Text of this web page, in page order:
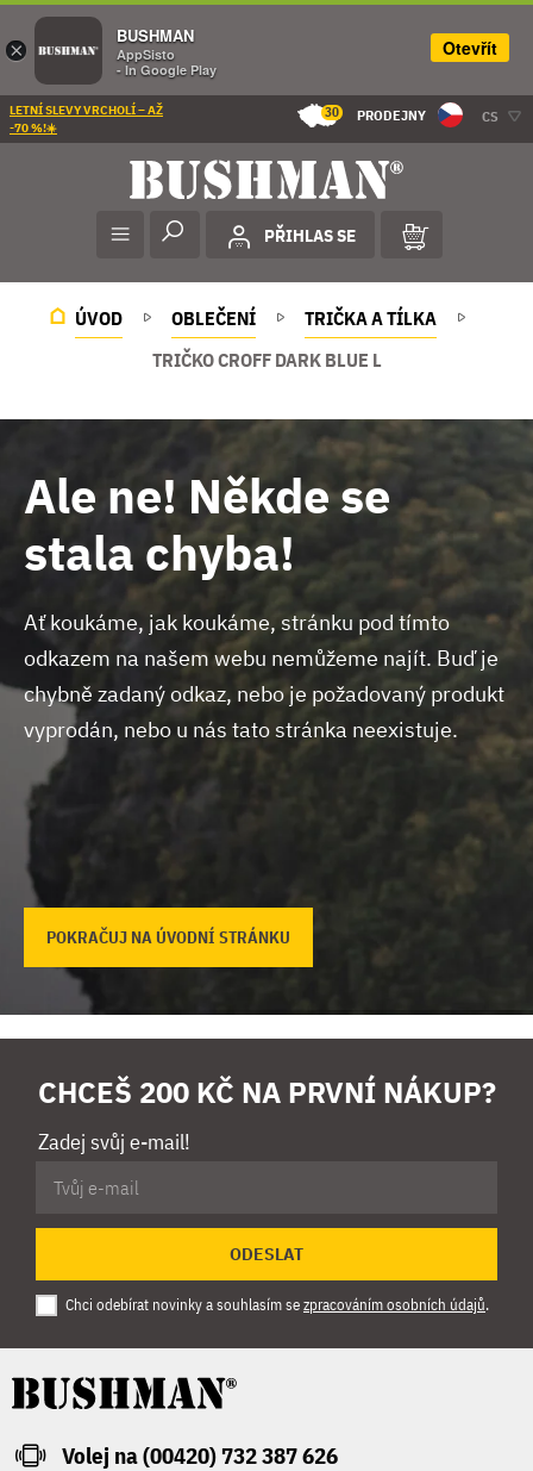
LETNÍ SLEVY VRCHOLÍ – AŽ
-70 %!☀️
30 PRODEJNY CS
PŘIHLAS SE
ÚVOD OBLEČENÍ
TRIČKA A TÍLKA
TRIČKO CROFF DARK BLUE L
Ale ne! Někde se
stala chyba!
Ať koukáme, jak koukáme, stránku pod tímto
odkazem na našem webu nemůžeme najít. Buď je
chybně zadaný odkaz, nebo je požadovaný produkt
vyprodán, nebo u nás tato stránka neexistuje.
POKRAČUJ NA ÚVODNÍ STRÁNKU
CHCEŠ 200 KČ NA PRVNÍ NÁKUP?
Zadej svůj e-mail!
ODESLAT
Chci odebírat novinky a souhlasím sezpracováním osobních údajů.
Volej na (00420) 732 387 626
×
BUSHMAN
AppSisto
- In Google Play
Otevřít